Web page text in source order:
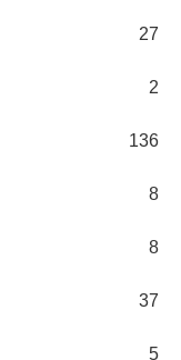
27
2
136
8
8
37
5